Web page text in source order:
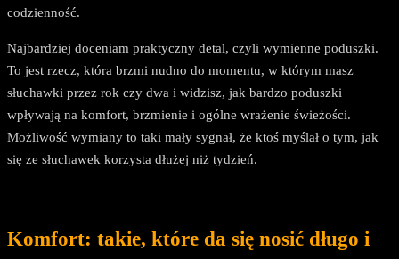
codzienność.
Najbardziej doceniam praktyczny detal, czyli wymienne poduszki.
To jest rzecz, która brzmi nudno do momentu, w którym masz
słuchawki przez rok czy dwa i widzisz, jak bardzo poduszki
wpływają na komfort, brzmienie i ogólne wrażenie świeżości.
Możliwość wymiany to taki mały sygnał, że ktoś myślał o tym, jak
się ze słuchawek korzysta dłużej niż tydzień.
Komfort: takie, które da się nosić długo i